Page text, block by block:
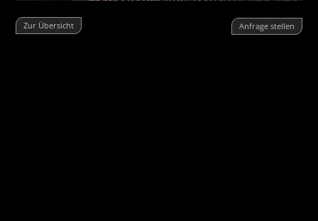
Zur Übersicht Anfrage stellen